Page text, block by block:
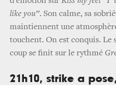
like you”. Son calme, sa
maintiennent une
touchent. On est conquis. Le
coup se finit sur le rythmé
21h10, strike a